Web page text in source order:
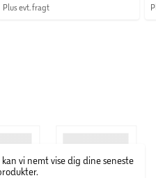
Plus evt. fragt
vi nemt vise dig dine seneste